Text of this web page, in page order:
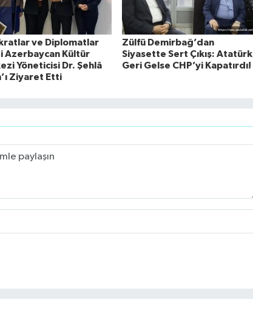
ve Diplomatlar
Azerbaycan Kültür
Yöneticisi Dr. Şehlâ
Ziyaret Etti
Zülfü Demirbağ’dan
Siyasette Sert Çıkış: Atatürk
Geri Gelse CHP’yi Kapatırdı!